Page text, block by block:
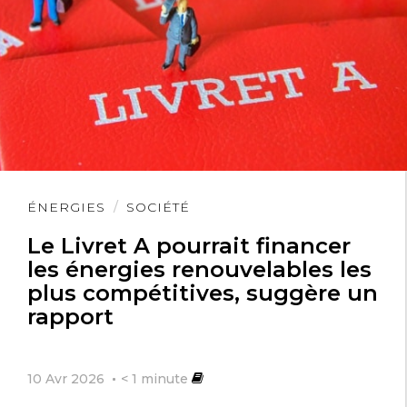
ÉNERGIES SOCIÉTÉ
Le Livret A pourrait financer
les énergies renouvelables les
plus compétitives, suggère un
rapport
10 Avr 2026 < 1 minute
Lire